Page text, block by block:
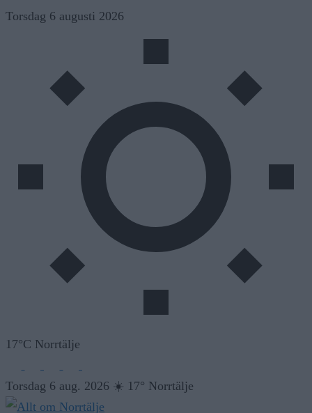
Skip
Torsdag 6 augusti 2026
17°C Norrtälje
Torsdag 6 aug. 2026 ☀️ 17° Norrtälje